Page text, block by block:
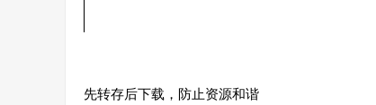
先转存后下载，防止资源和谐